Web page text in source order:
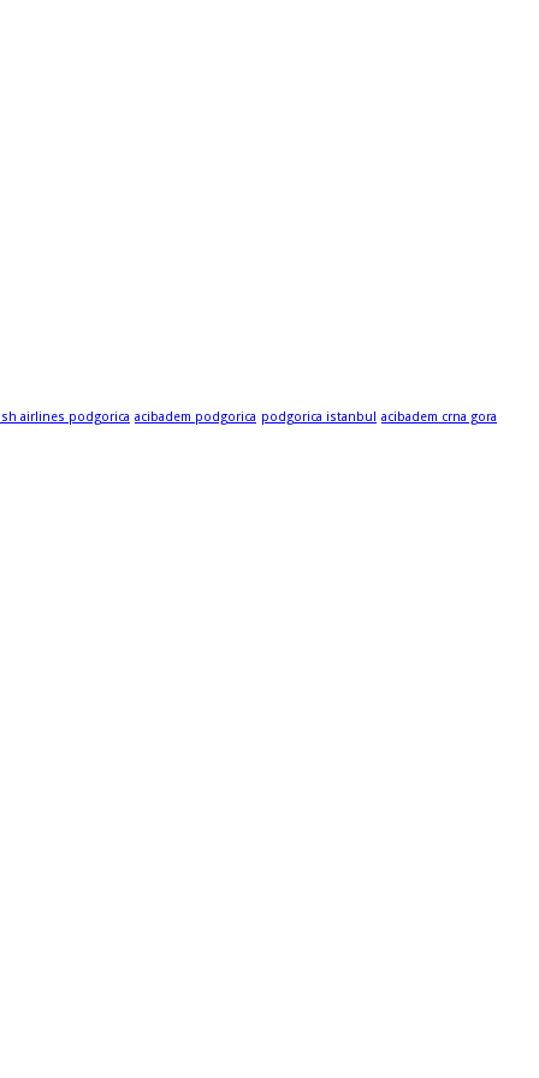
airlines podgorica acibadem podgorica podgorica istanbul acibadem crna gora